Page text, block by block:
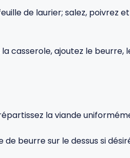
de laurier; salez, poivrez
casserole, ajoutez le beurre,
la viande
beurre sur le dessus si